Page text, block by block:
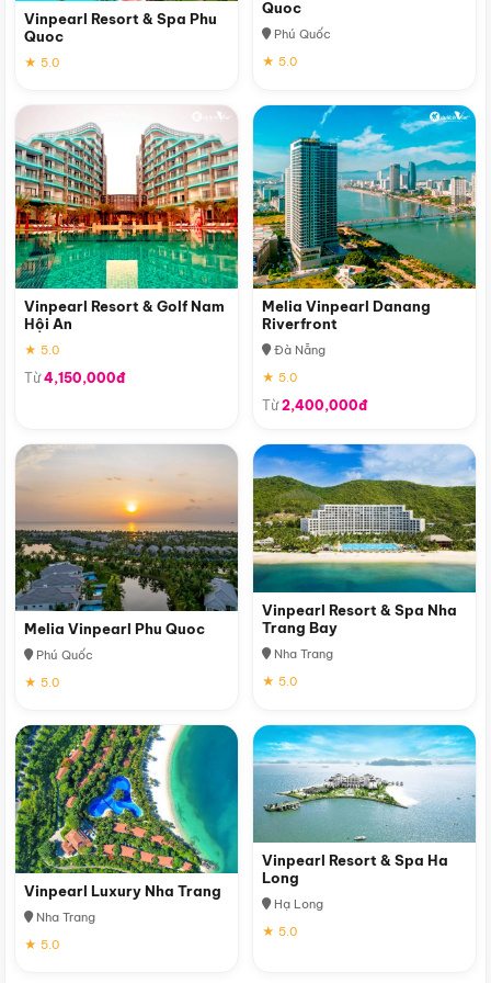
Vinpearl Resort & Spa Phu
Quoc
★ 5.0
Quoc
Phú Quốc
★ 5.0
Vinpearl Resort & Golf Nam
Hội An
★ 5.0
Từ4,150,000đ
Melia Vinpearl Danang
Riverfront
Đà Nẵng
★ 5.0
Từ2,400,000đ
Melia Vinpearl Phu Quoc
Phú Quốc
★ 5.0
Vinpearl Resort & Spa Nha
Trang Bay
Nha Trang
★ 5.0
Vinpearl Luxury Nha Trang
Nha Trang
★ 5.0
Vinpearl Resort & Spa Ha
Long
Hạ Long
★ 5.0